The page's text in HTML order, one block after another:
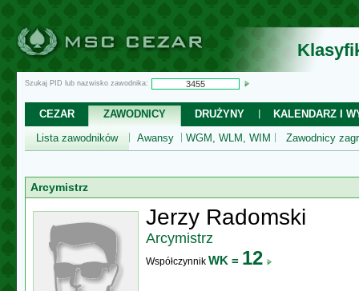
Szukaj PID lub nazwisko zawodnika:
CEZAR ZAWODNICY DRUŻYNY
KALENDARZ I
Lista zawodników
Awansy WGM, WLM, WIM Zawodnicy
Arcymistrz
Jerzy Radomski
Arcymistrz
Współczynnik WK = 12